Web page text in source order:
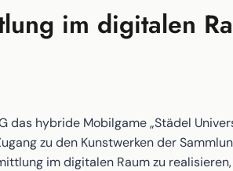
im digitalen
hybride Mobilgame „Städel
zu den Kunstwerken der
im digitalen Raum zu